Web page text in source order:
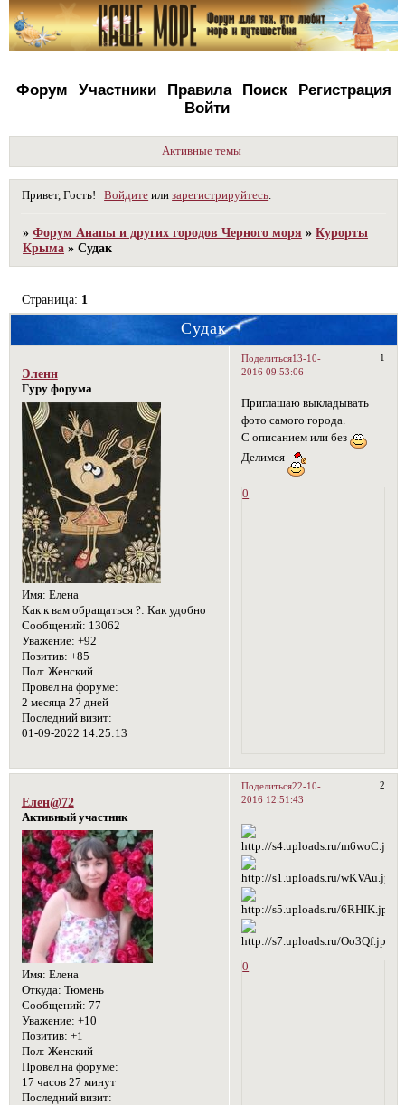
Форум Участники Правила Поиск
Регистрация
Войти
Активные темы
Привет, Гость! Войдите илизарегистрируйтесь
»Форум Анапы и других городов Черного моря »Курорты
Крыма »Судак
Судак
Страница: 1
Поделиться 1
13-10-
2016 09:53:06
Эленн
Гуру форума
Имя: Елена
Как к вам обращаться ?: Как удобно
Сообщений: 13062
Уважение: +92
Позитив: +85
Пол: Женский
Провел на форуме:
2 месяца 27 дней
Последний визит:
01-09-2022 14:25:13
Приглашаю выкладывать
фото самого города.
С описанием или без
Делимся
0
Поделиться 2
22-10-
2016 12:51:43
Елен@72
Активный участник
Имя: Елена
Откуда: Тюмень
Сообщений: 77
Уважение: +10
Позитив: +1
Пол: Женский
Провел на форуме:
17 часов 27 минут
Последний визит:
0